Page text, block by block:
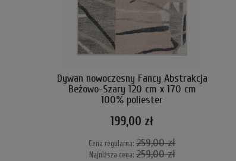
Dywan nowoczesny Fancy Abstrakcja
Beżowo-Szary 120 cm x 170 cm
100% poliester
199,00 zł
Cena regularna: 259,00 zł
Najniższa cena:259,00 zł